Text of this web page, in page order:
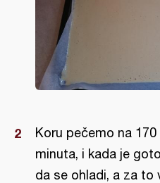
Koru pečemo na
minuta, i kada je
da se ohladi, a za to